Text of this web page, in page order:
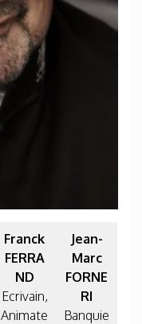
Franck
FERRA
ND
Ecrivain,
Animate
Jean-
Marc
FORNE
RI
Banquie